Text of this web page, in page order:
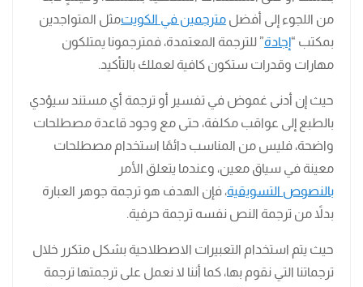
من اللجوء إلى أفضل مترجمين في الكويتمثل المتواجدين
بمكتب “إجادة” للترجمة المعتمدة، فمترجمونا يمتلكون
مهارات وقدرات ستكون كافية لعملك بالتأكيد.
حيث إن أدنى غموض في تفسير أو ترجمة أي مستند سيؤدي
بالطبع إلى عواقب مكلفة، حتى مع وجود قاعدة مصطلحات
واضحة، فليس من المناسب دائمًا استخدام مصطلحات
معينة في سياق معين، وعندما يتعلق الأمر
بالنصوص التسويقية، فإن الهدف هو ترجمة جوهر العبارة
بدلاً من ترجمة النص نفسه ترجمة حرفية.
حيث يتم استخدام التعبيرات الاصطلاحية بشكل متكرر خلال
ترجماتنا التي نقوم بها، كما أننا لا نعمل على ترجمتها ترجمة